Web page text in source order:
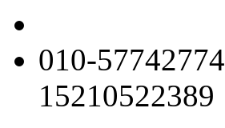
010-57742774
15210522389